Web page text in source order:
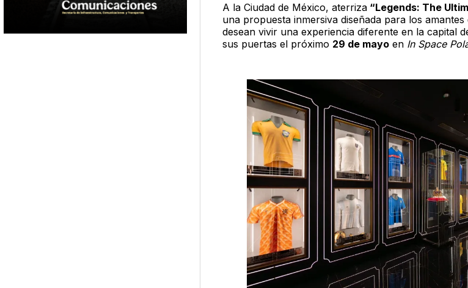
A la Ciudad de México, aterriza“Legends: The
una propuesta inmersiva diseñada para los
desean vivir una experiencia diferente en la capital
sus puertas el próximo 29 de mayoenIn Space